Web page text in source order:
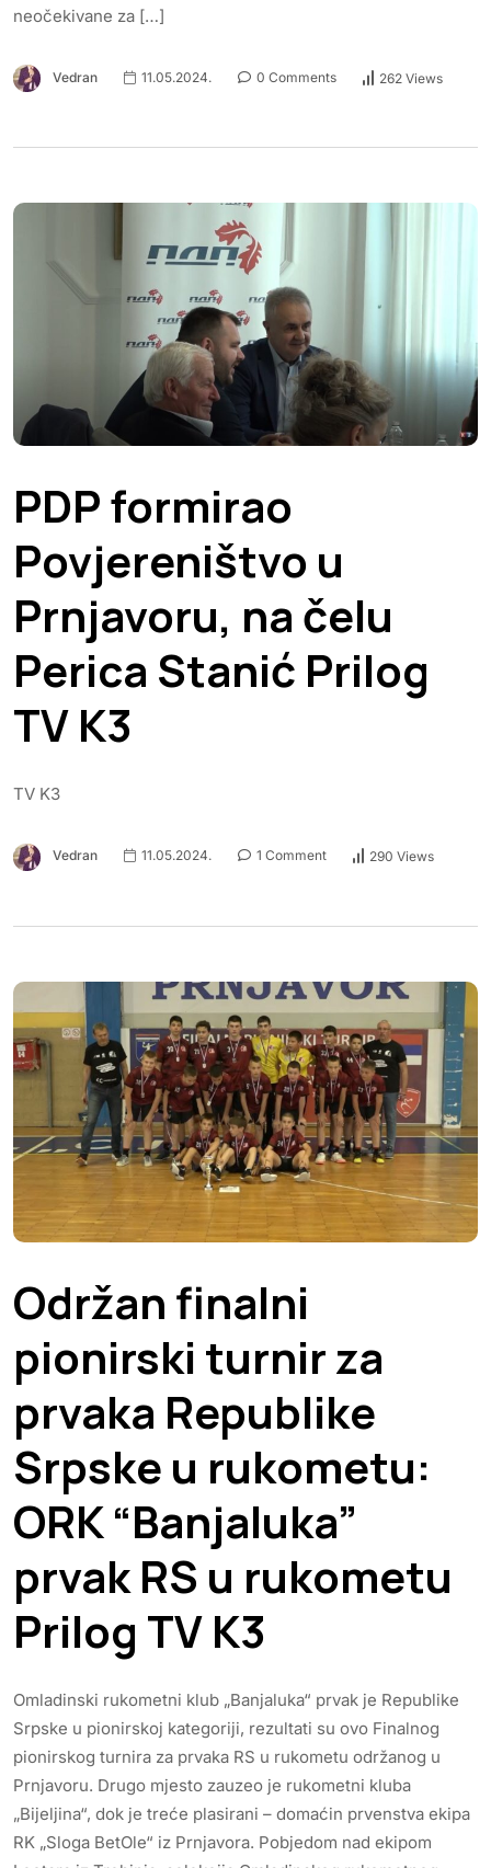
neočekivane za […]
Vedran 11.05.2024. 0 Comments 262 Views
PDP formirao
Povjereništvo u
Prnjavoru, na čelu
Perica Stanić Prilog
TV K3
TV K3
Vedran 11.05.2024. 1 Comment 290 Views
Održan finalni
pionirski turnir za
prvaka Republike
Srpske u rukometu:
ORK “Banjaluka”
prvak RS u rukometu
Prilog TV K3
Omladinski rukometni klub „Banjaluka“ prvak je Republike
Srpske u pionirskoj kategoriji, rezultati su ovo Finalnog
pionirskog turnira za prvaka RS u rukometu održanog u
Prnjavoru. Drugo mjesto zauzeo je rukometni kluba
„Bijeljina“, dok je treće plasirani – domaćin prvenstva ekipa
RK „Sloga BetOle“ iz Prnjavora. Pobjedom nad ekipom